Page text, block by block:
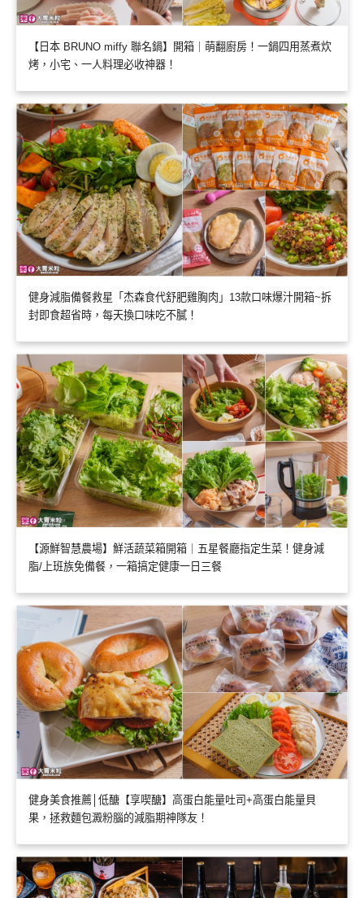
【日本 BRUNO miffy 聯名鍋】開箱｜萌翻廚房！一鍋四用蒸煮炊
烤，小宅、一人料理必收神器！
健身減脂備餐救星「杰森食代舒肥雞胸肉」13款口味爆汁開箱~拆
封即食超省時，每天換口味吃不膩！
【源鮮智慧農場】鮮活蔬菜箱開箱｜五星餐廳指定生菜！健身減
脂/上班族免備餐，一箱搞定健康一日三餐
健身美食推薦│低醣【享喫醣】高蛋白能量吐司+高蛋白能量貝
果，拯救麵包澱粉腦的減脂期神隊友！